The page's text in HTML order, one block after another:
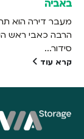
באביה
מעבר דירה הוא
הרבה כאבי ראש
סידור...
קרא עוד